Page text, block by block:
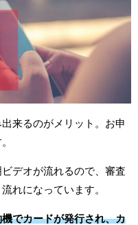
来るのがメリット。お申
デオが流れるので、審査
れになっています。
でカードが発行され、カ